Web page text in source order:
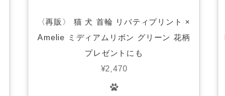
〈再販〉 猫 犬 首輪 リバティプリント ×
Amelie ミディアムリボン グリーン 花柄
プレゼントにも
¥2,470